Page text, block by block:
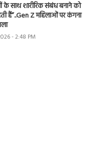
के साथ शारीरिक संबंध बनाने को
हैं”..Gen Z महिलाओं पर कंगना
- 2:48 PM